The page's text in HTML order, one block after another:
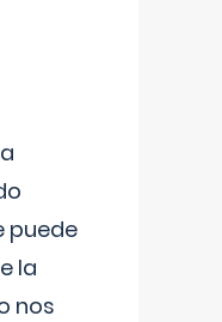
puede
la
nos